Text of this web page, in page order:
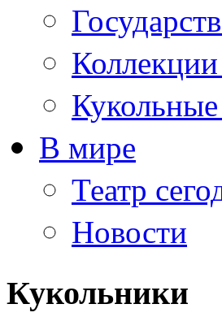
В мире
Театр
Новости
Кукольники